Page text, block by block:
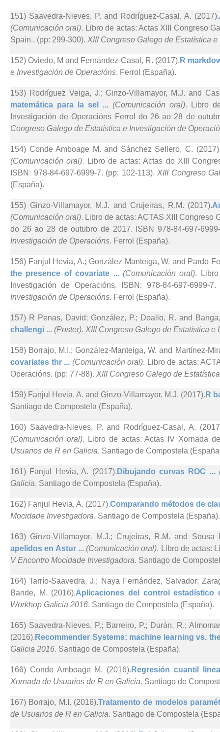
151) Saavedra-Nieves, P. and Rodríguez-Casal, A. (2017).
(Comunicación oral). Libro de actas: Actas XIII Congreso
Spain.. (pp: 299-300). XIII Congreso Galego de Estatística
152) Oviedo, M and Fernández-Casal, R. (2017). R
e Investigación de Operacións. Ferrol (España).
153) Rodríguez Veiga, J.; Ginzo-Villamayor, M.J. and
matemática para la sel ... (Comunicación oral). Libro
Investigación de Operacións Ferrol do 26 ao 28 de
Congreso Galego de Estatística e Investigación de
154) Conde Amboage M. and Sánchez Sellero, C.
(Comunicación oral). Libro de actas: Actas do XIII
ISBN: 978-84-697-6999-7. (pp: 102-113). XIII Congreso
(España).
155) Ginzo-Villamayor, M.J. and Crujeiras, R.M. (2017).
(Comunicación oral). Libro de actas: ACTAS XIII Congreso
do 26 ao 28 de outubro de 2017. ISBN 978-84-697-
Investigación de Operacións. Ferrol (España).
156) Fanjul Hevia, A.; González-Manteiga, W. and Pardo
the presence of covariate ... (Comunicación oral).
Investigación de Operacións. ISBN: 978-84-697-6999-
Investigación de Operacións. Ferrol (España).
157) R Penas, David; González, P.; Doallo, R. and
challengi ... (Poster). XIII Congreso Galego de Estatística e
158) Borrajo, M.I.; González-Manteiga, W. and Martínez-
covariates thr ... (Comunicación oral). Libro de actas:
Operacións. (pp: 77-88). XIII Congreso Galego de
159) Fanjul Hevia, A. and Ginzo-Villamayor, M.J. (2017). R
Santiago de Compostela (España).
160) Saavedra-Nieves, P. and Rodríguez-Casal, A.
(Comunicación oral). Libro de actas: Actas IV Xornada
Usuarios de R en Galicia. Santiago de Compostela
161) Fanjul Hevia, A. (2017). Dibujando curvas ROC ...
Galicia. Santiago de Compostela (España).
162) Fanjul Hevia, A. (2017).Comparando métodos de
Mocidade Investigadora. Santiago de Compostela (España).
163) Ginzo-Villamayor, M.J.; Crujeiras, R.M. and Sousa
apelidos en Astur ...(Comunicación oral). Libro de actas:
V Encontro Mocidade Investigadora. Santiago de
164) Tarrío-Saavedra, J.; Naya Fernández, Salvador;
Bande, M. (2016).Aplicaciones del control
Workhop Galicia 2016. Santiago de Compostela (España).
165) Saavedra-Nieves, P.; Barreiro, P.; Durán, R.;
(2016). Recommender Systems: machine learning vs.
Galicia 2016. Santiago de Compostela (España).
166) Conde Amboage M. (2016). Regresión cuantil
Xornada de Usuarios de R en Galicia. Santiago de
167) Borrajo, M.I. (2016).Tratamento de modelos
de Usuarios de R en Galicia. Santiago de Compostela